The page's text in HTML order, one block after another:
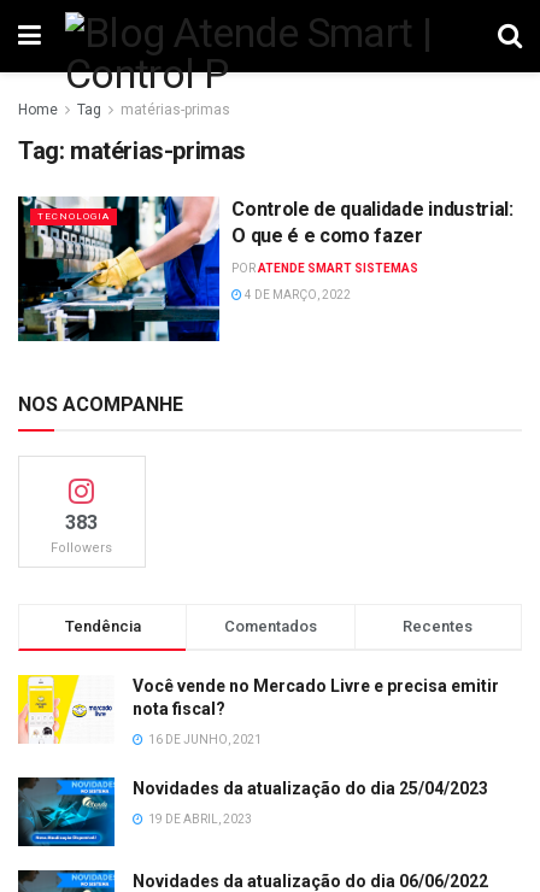
Home Tag matérias-primas
Tag: matérias-primas
TECNOLOGIA
Controle de qualidade industrial:
O que é e como fazer
PORATENDE SMART SISTEMAS
4 DE MARÇO, 2022
NOS ACOMPANHE
383
Followers
Tendência Comentados Recentes
Você vende no Mercado Livre e precisa emitir
nota fiscal?
16 DE JUNHO, 2021
Novidades da atualização do dia 25/04/2023
19 DE ABRIL, 2023
Novidades da atualização do dia 06/06/2022